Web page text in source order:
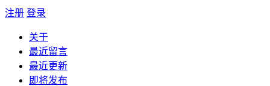
注册 登录
关于
最近留言
最近更新
即将发布